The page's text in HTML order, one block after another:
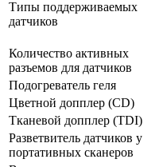
Типы поддерживаемых
датчиков
Количество активных
разъемов для датчиков
Подогреватель геля
Цветной допплер (CD)
Тканевой допплер (TDI)
Разветвитель датчиков у
портативных сканеров